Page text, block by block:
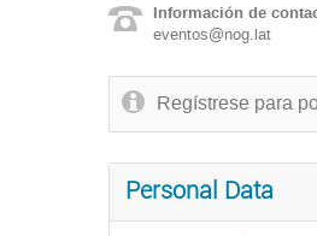
Información de
eventos@nog.lat
Regístrese para
Personal Data